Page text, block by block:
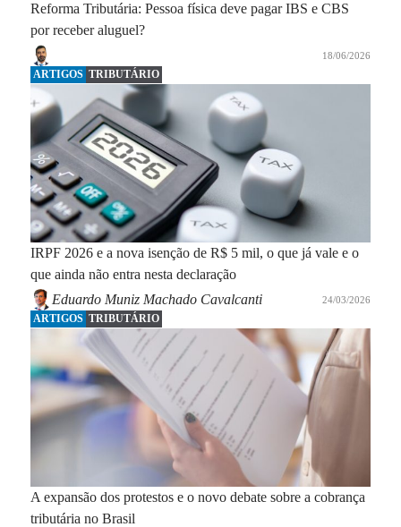
Reforma Tributária: Pessoa física deve pagar IBS e CBS
por receber aluguel?
18/06/2026
ARTIGOS TRIBUTÁRIO
IRPF 2026 e a nova isenção de R$ 5 mil, o que já vale e o
que ainda não entra nesta declaração
Eduardo Muniz Machado Cavalcanti
24/03/2026
ARTIGOS TRIBUTÁRIO
A expansão dos protestos e o novo debate sobre a cobrança
tributária no Brasil